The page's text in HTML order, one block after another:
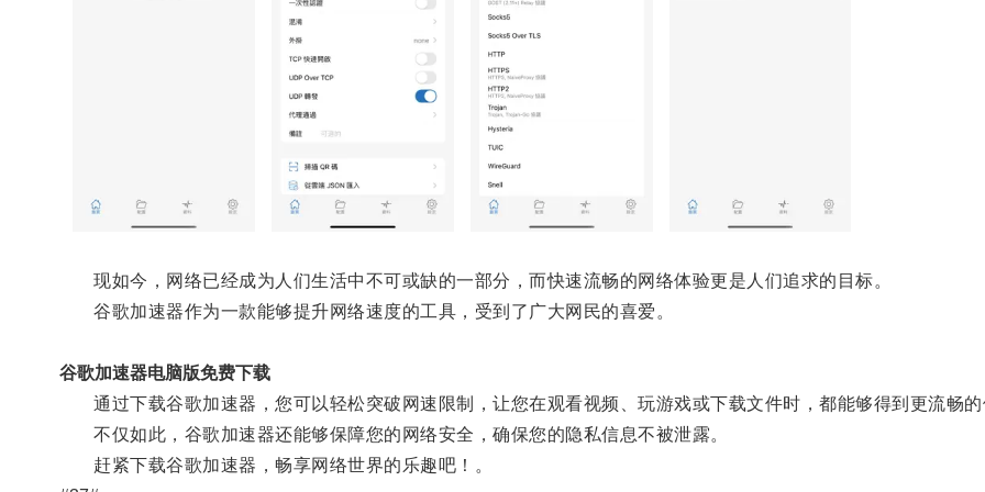
现如今，网络已经成为人们生活中不可或缺的一部分，而快速流畅的网络体验更是人们追求的目标。
谷歌加速器作为一款能够提升网络速度的工具，受到了广大网民的喜爱。
谷歌加速器电脑版免费下载
通过下载谷歌加速器，您可以轻松突破网速限制，让您在观看视频、玩游戏或下载文件时，都能够得到更流畅
不仅如此，谷歌加速器还能够保障您的网络安全，确保您的隐私信息不被泄露。
赶紧下载谷歌加速器，畅享网络世界的乐趣吧！。